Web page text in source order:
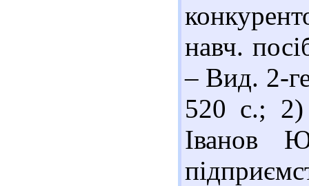
навч.
– Вид. 2-
520 с.;
Іванов